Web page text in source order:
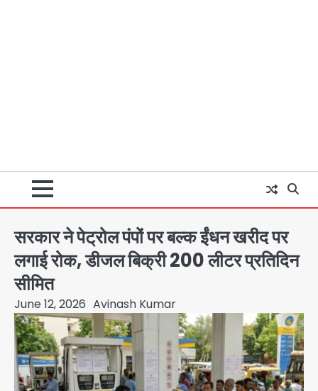
सरकार ने पेट्रोल पंपों पर बल्क ईंधन खरीद पर
लगाई रोक, डीजल बिक्री 200 लीटर प्रतिदिन
सीमित
June 12, 2026 Avinash Kumar